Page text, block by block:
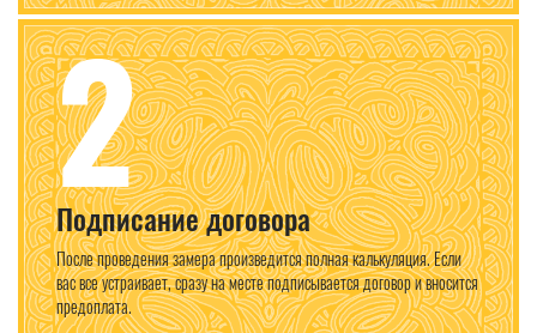
2
Подписание договора
После проведения замера произведится полная калькуляция. Если
вас все устраивает, сразу на месте подписывается договор и вносится
предоплата.